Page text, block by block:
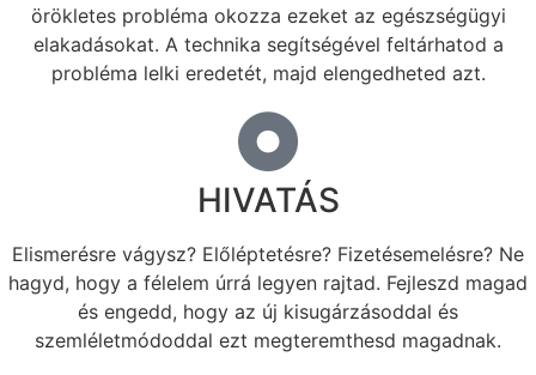
örökletes probléma okozza ezeket az egészségügyi
elakadásokat. A technika segítségével feltárhatod a
probléma lelki eredetét, majd elengedheted azt.
HIVATÁS
Elismerésre vágysz? Előléptetésre? Fizetésemelésre? Ne
hagyd, hogy a félelem úrrá legyen rajtad. Fejleszd magad
és engedd, hogy az új kisugárzásoddal és
szemléletmódoddal ezt megteremthesd magadnak.